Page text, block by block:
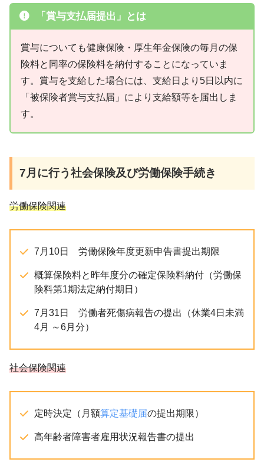
「賞与支払届提出」とは
賞与についても健康保険・厚生年金保険の毎月の保
険料と同率の保険料を納付することになっていま
す。賞与を支給した場合には、支給日より5日以内に
「被保険者賞与支払届」により支給額等を届出しま
す。
7月 に行う社会保険及び労働保険手続き
労働保険関連
7月10日 労働保険年度更新申告書提出期限
概算保険料と昨年度分の確定保険料納付（労働保
険料第1期法定納付期日）
7月31日 労働者死傷病報告の提出（休業4日未満
4月 ～6月分）
社会保険関連
定時決定（月額算定基礎届の提出期限）
高年齢者障害者雇用状況報告書の提出